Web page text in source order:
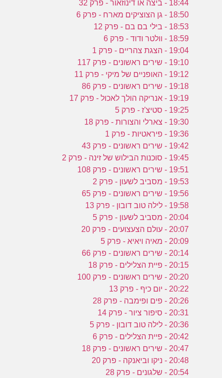
18:44 - ביצה או דינוזאור - פרק 32
18:50 - גן הצוציקים מארח - פרק 6
18:53 - בילי בם בם - פרק 12
18:59 - וולטר ודוד - פרק 6
19:04 - הצגת צהריים - פרק 1
19:10 - שירים ראשונים - פרק 117
19:12 - האופניים של מיקי - פרק 11
19:18 - שירים ראשונים - פרק 86
19:19 - אנריקה הולך לאכול - פרק 17
19:25 - סטיצ'ז - פרק 5
19:30 - צארלי והצורות - פרק 18
19:36 - פיראטיות - פרק 1
19:42 - שירים ראשונים - פרק 43
19:45 - סוכנות הבילוש של זינה - פרק 2
19:51 - שירים ראשונים - פרק 108
19:53 - מסביב לשעון - פרק 2
19:56 - שירים ראשונים - פרק 65
19:58 - לילה טוב דובון - פרק 13
20:04 - מסביב לשעון - פרק 5
20:07 - עולם הצעצועים - פרק 20
20:09 - מאיה ויאיא - פרק 5
20:14 - שירים ראשונים - פרק 66
20:15 - פיית הצלילים - פרק 18
20:20 - שירים ראשונים - פרק 100
20:22 - יום כיף - פרק 13
20:26 - פים ופימבה - פרק 28
20:31 - סיפור ציור - פרק 14
20:36 - לילה טוב דובון - פרק 5
20:42 - פיית הצלילים - פרק 6
20:47 - שירים ראשונים - פרק 18
20:48 - ניקו וביאנקה - פרק 20
20:54 - שלגונים - פרק 28